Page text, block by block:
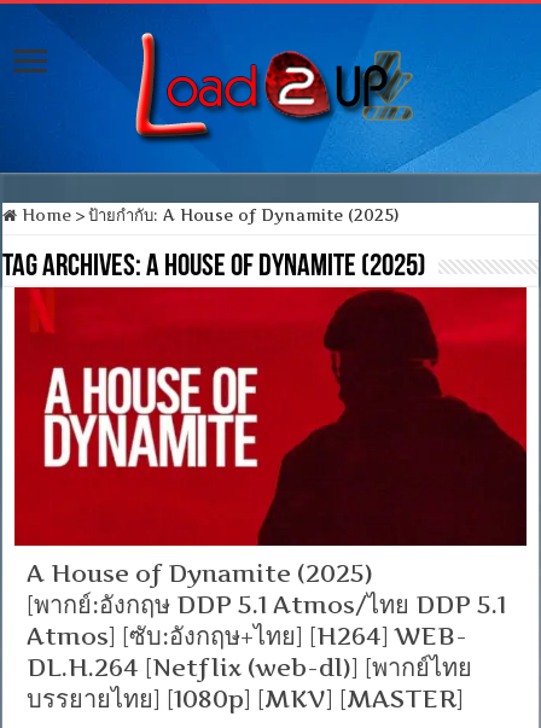
Home > ป้ายกำกับ:A House of Dynamite (2025)
Tag Archives:A House of Dynamite (2025)
A House of Dynamite (2025)
[พากย์:อังกฤษ DDP 5.1 Atmos/ไทย DDP 5.1
Atmos] [ซับ:อังกฤษ+ไทย] [H264] WEB-
DL.H.264 [Netflix (web-dl)] [พากย์ไทย
บรรยายไทย] [1080p] [MKV] [MASTER]